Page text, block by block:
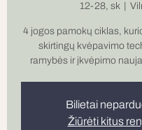
12-28, sk
  |
4 jogos pamokų ciklas,
skirtingų kvėpavimo
ramybės ir įkvėpimo
Bilietai
Žiūrėti kitus